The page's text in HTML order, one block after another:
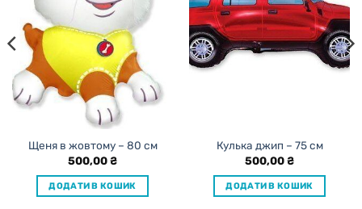
Щеня в жовтому – 80 см
500,00₴
ДОДАТИ В КОШИК
Кулька джип – 75 см
500,00₴
ДОДАТИ В КОШИК